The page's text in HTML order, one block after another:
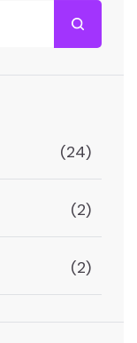
(24)
(2)
(2)